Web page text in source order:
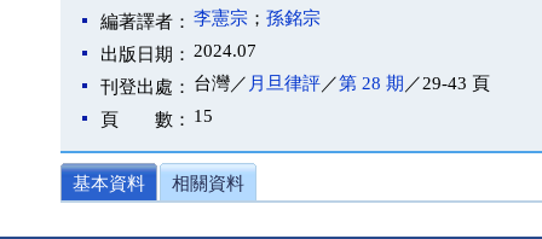
編著譯者： 李憲宗 ； 孫銘宗
出版日期： 2024.07
刊登出處： 台灣／ 月旦律評／第 28 期 ／29-43 頁
頁 數： 15
基本資料 相關資料